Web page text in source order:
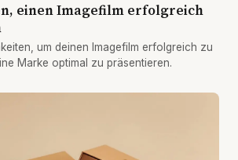
einen Imagefilm erfolgreich
um deinen Imagefilm erfolgreich zu
Marke optimal zu präsentieren.